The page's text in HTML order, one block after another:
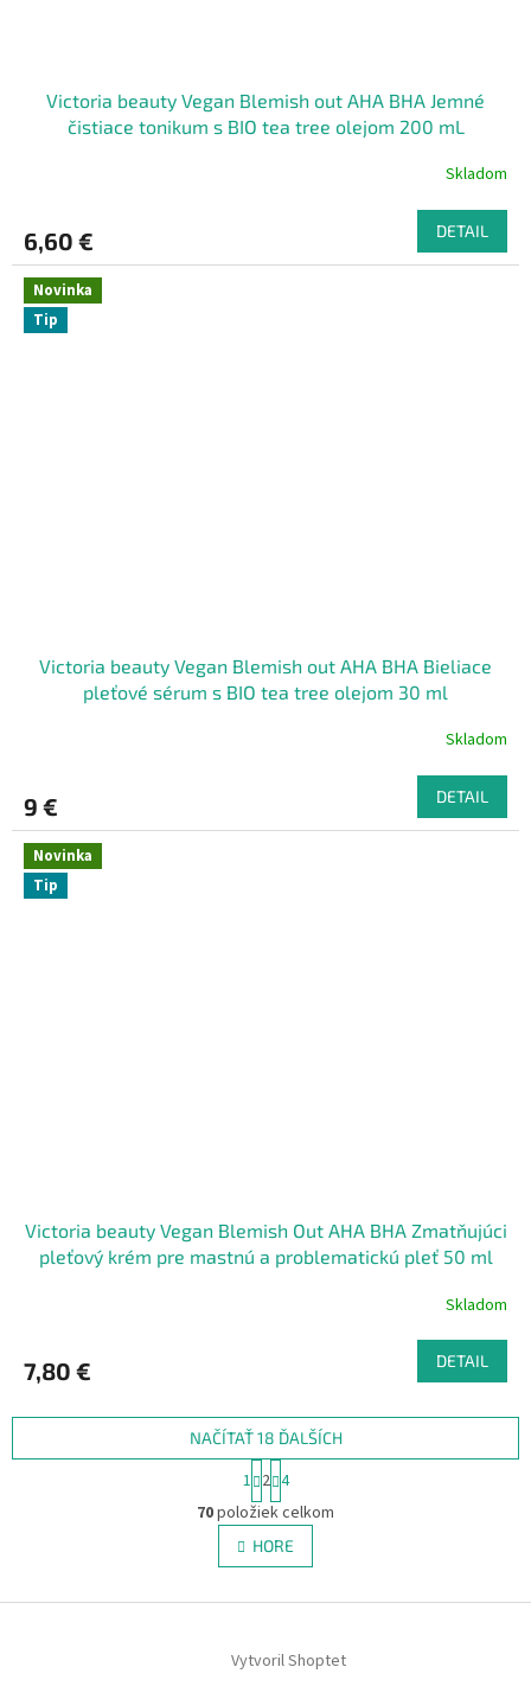
Victoria beauty Vegan Blemish out AHA BHA Jemné
čistiace tonikum s BIO tea tree olejom 200 mL
Skladom
6,60 € DETAIL
Novinka
Tip
Victoria beauty Vegan Blemish out AHA BHA Bieliace
pleťové sérum s BIO tea tree olejom 30 ml
Skladom
9 € DETAIL
Novinka
Tip
Victoria beauty Vegan Blemish Out AHA BHA Zmatňujúci
pleťový krém pre mastnú a problematickú pleť 50 ml
Skladom
7,80 € DETAIL
O
v
l
á
i
NAČÍTAŤ 18 ĎALŠÍCH
t
r
á
n
k
v
i
1 2 4
70položiek celkom
HORE
Vytvoril Shoptet